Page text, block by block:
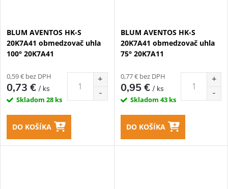
BLUM AVENTOS HK-S
20K7A41 obmedzovač uhla
100° 20K7A41
0,59 € bez DPH
0,73 €/ ks
Skladom 28 ks
DO KOŠÍKA
BLUM AVENTOS HK-S
20K7A41 obmedzovač uhla
75° 20K7A11
0,77 € bez DPH
0,95 €/ ks
Skladom 43 ks
DO KOŠÍKA